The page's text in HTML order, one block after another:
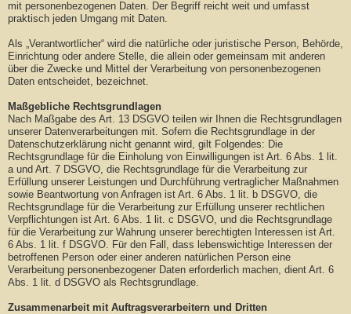
mit personenbezogenen Daten. Der Begriff reicht weit und umfasst
praktisch jeden Umgang mit Daten.
Als „Verantwortlicher“ wird die natürliche oder juristische Person, Behörde,
Einrichtung oder andere Stelle, die allein oder gemeinsam mit anderen
über die Zwecke und Mittel der Verarbeitung von personenbezogenen
Daten entscheidet, bezeichnet.
Maßgebliche Rechtsgrundlagen
Nach Maßgabe des Art. 13 DSGVO teilen wir Ihnen die Rechtsgrundlagen
unserer Datenverarbeitungen mit. Sofern die Rechtsgrundlage in der
Datenschutzerklärung nicht genannt wird, gilt Folgendes: Die
Rechtsgrundlage für die Einholung von Einwilligungen ist Art. 6 Abs. 1 lit.
a und Art. 7 DSGVO, die Rechtsgrundlage für die Verarbeitung zur
Erfüllung unserer Leistungen und Durchführung vertraglicher Maßnahmen
sowie Beantwortung von Anfragen ist Art. 6 Abs. 1 lit. b DSGVO, die
Rechtsgrundlage für die Verarbeitung zur Erfüllung unserer rechtlichen
Verpflichtungen ist Art. 6 Abs. 1 lit. c DSGVO, und die Rechtsgrundlage
für die Verarbeitung zur Wahrung unserer berechtigten Interessen ist Art.
6 Abs. 1 lit. f DSGVO. Für den Fall, dass lebenswichtige Interessen der
betroffenen Person oder einer anderen natürlichen Person eine
Verarbeitung personenbezogener Daten erforderlich machen, dient Art. 6
Abs. 1 lit. d DSGVO als Rechtsgrundlage.
Zusammenarbeit mit Auftragsverarbeitern und Dritten